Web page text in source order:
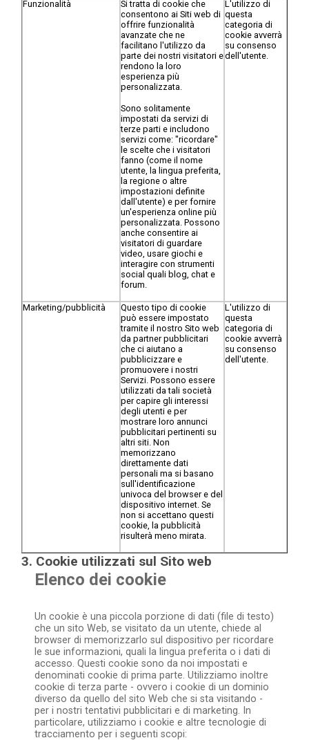
Funzionalità
Si tratta di cookie che
consentono ai Siti web di
offrire funzionalità
avanzate che ne
facilitano l'utilizzo da
parte dei nostri visitatori e
rendono la loro
esperienza più
personalizzata.
Sono solitamente
impostati da servizi di
terze parti e includono
servizi come: "ricordare"
le scelte che i visitatori
fanno (come il nome
utente, la lingua preferita,
la regione o altre
impostazioni definite
dall'utente) e per fornire
un'esperienza online più
personalizzata. Possono
anche consentire ai
visitatori di guardare
video, usare giochi e
interagire con strumenti
social quali blog, chat e
forum.
L'utilizzo di
questa
categoria di
cookie avverrà
su consenso
dell'utente.
Marketing/pubblicità
Questo tipo di cookie
può essere impostato
tramite il nostro Sito web
da partner pubblicitari
che ci aiutano a
pubblicizzare e
promuovere i nostri
Servizi. Possono essere
utilizzati da tali società
per capire gli interessi
degli utenti e per
mostrare loro annunci
pubblicitari pertinenti su
altri siti. Non
memorizzano
direttamente dati
personali ma si basano
sull'identificazione
univoca del browser e del
dispositivo internet. Se
non si accettano questi
cookie, la pubblicità
risulterà meno mirata.
L'utilizzo di
questa
categoria di
cookie avverrà
su consenso
dell'utente.
3. Cookie utilizzati sul Sito web
Elenco dei cookie
Un cookie è una piccola porzione di dati (file di testo)
che un sito Web, se visitato da un utente, chiede al
browser di memorizzarlo sul dispositivo per ricordare
le sue informazioni, quali la lingua preferita o i dati di
accesso. Questi cookie sono da noi impostati e
denominati cookie di prima parte. Utilizziamo inoltre
cookie di terza parte - ovvero i cookie di un dominio
diverso da quello del sito Web che si sta visitando -
per i nostri tentativi pubblicitari e di marketing. In
particolare, utilizziamo i cookie e altre tecnologie di
tracciamento per i seguenti scopi: